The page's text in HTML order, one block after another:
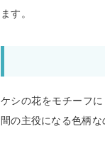
ます。
ケシの花をモチーフ
間の主役になる色柄